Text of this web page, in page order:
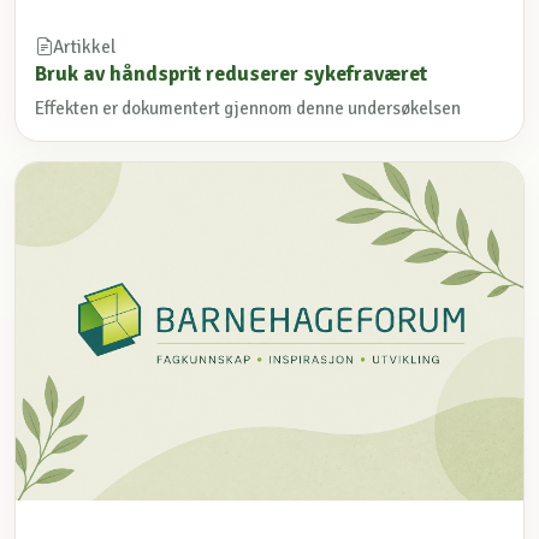
Artikkel
Bruk av håndsprit reduserer sykefraværet
Effekten er dokumentert gjennom denne undersøkelsen